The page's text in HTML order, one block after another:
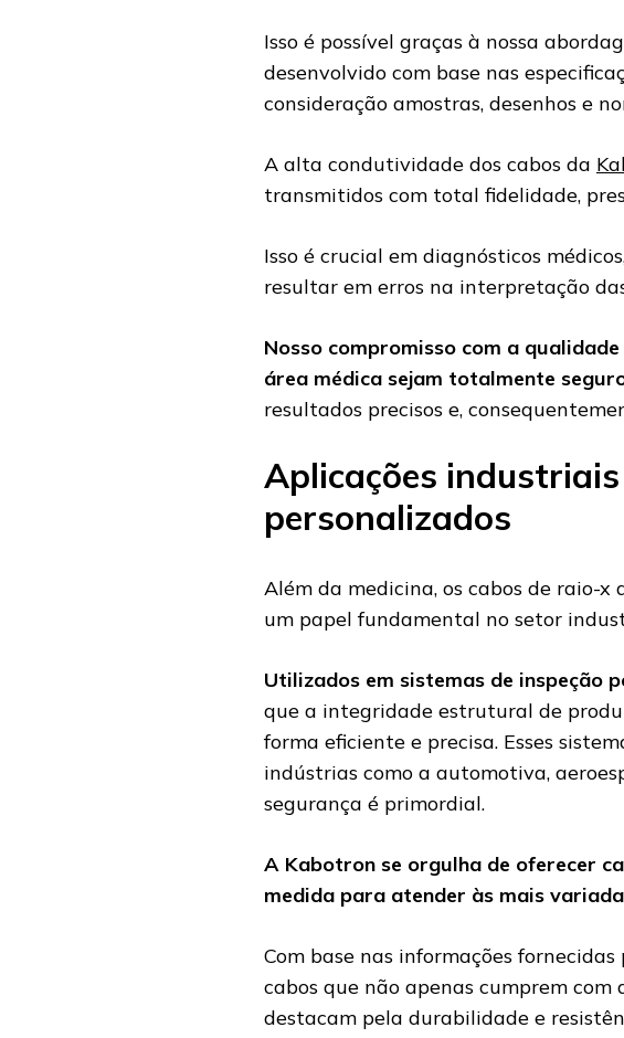
Isso é possível graças à nossa
desenvolvido com base nas
consideração amostras, desenhos e
A alta condutividade dos cabos da
transmitidos com total fidelidade,
Isso é crucial em diagnósticos
resultar em erros na interpretação
Nosso compromisso com a
área médica sejam totalmente
resultados precisos e,
Aplicações
personalizados
Além da medicina, os cabos de raio-
um papel fundamental no setor
Utilizados em sistemas de inspeção
que a integridade estrutural de
forma eficiente e precisa. Esses
indústrias como a automotiva,
segurança é primordial.
A Kabotron se orgulha de oferecer
medida para atender às mais
Com base nas informações
cabos que não apenas cumprem com
destacam pela durabilidade e